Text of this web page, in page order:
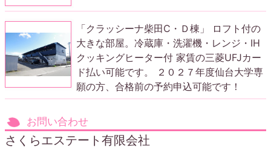
「クラッシーナ柴田C・Ｄ棟」 ロフト付の
大きな部屋。冷蔵庫・洗濯機・レンジ・IH
クッキングヒーター付 家賃の三菱UFJカー
ド払い可能です。 ２０２７年度仙台大学専
願の方、合格前の予約申込可能です！
お問い合わせ
さくらエステート有限会社